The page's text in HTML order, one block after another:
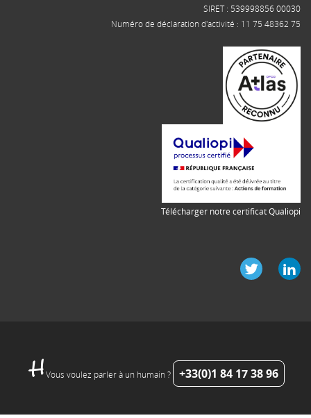
SIRET : 539998856 00030
Numéro de déclaration d'activité : 11 75 48362 75
Télécharger notre certificat Qualiopi
Vous voulez parler à un humain ? +33(0)1 84 17 38 96